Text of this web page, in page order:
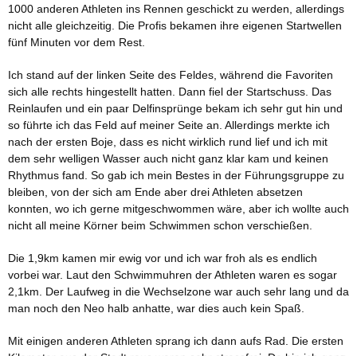
1000 anderen Athleten ins Rennen geschickt zu werden, allerdings
nicht alle gleichzeitig. Die Profis bekamen ihre eigenen Startwellen
fünf Minuten vor dem Rest.
Ich stand auf der linken Seite des Feldes, während die Favoriten
sich alle rechts hingestellt hatten. Dann fiel der Startschuss. Das
Reinlaufen und ein paar Delfinsprünge bekam ich sehr gut hin und
so führte ich das Feld auf meiner Seite an. Allerdings merkte ich
nach der ersten Boje, dass es nicht wirklich rund lief und ich mit
dem sehr welligen Wasser auch nicht ganz klar kam und keinen
Rhythmus fand. So gab ich mein Bestes in der Führungsgruppe zu
bleiben, von der sich am Ende aber drei Athleten absetzen
konnten, wo ich gerne mitgeschwommen wäre, aber ich wollte auch
nicht all meine Körner beim Schwimmen schon verschießen.
Die 1,9km kamen mir ewig vor und ich war froh als es endlich
vorbei war. Laut den Schwimmuhren der Athleten waren es sogar
2,1km. Der Laufweg in die Wechselzone war auch sehr lang und da
man noch den Neo halb anhatte, war dies auch kein Spaß.
Mit einigen anderen Athleten sprang ich dann aufs Rad. Die ersten